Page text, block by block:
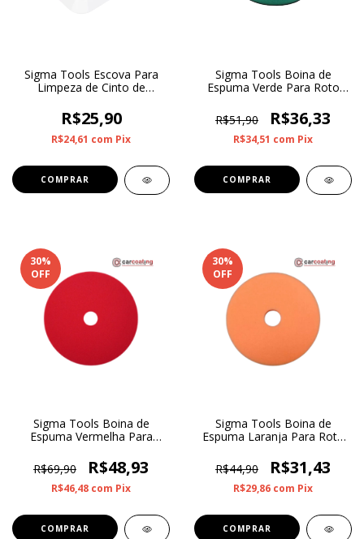
Sigma Tools Escova Para
Limpeza de Cinto de
R$25,90
R$24,61 com Pix
Sigma Tools Boina de
Espuma Verde Para Roto
R$51,90
R$36,33
R$34,51 com Pix
30%
OFF
Sigma Tools Boina de
Espuma Vermelha Para
R$69,90
R$48,93
R$46,48 com Pix
30%
OFF
Sigma Tools Boina de
Espuma Laranja Para Roto
R$44,90
R$31,43
R$29,86 com Pix